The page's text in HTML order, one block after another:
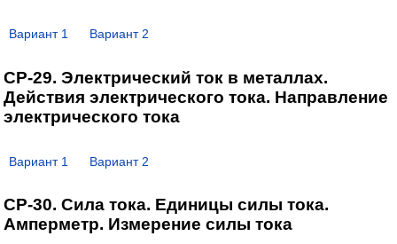
Вариант 1 Вариант 2
СР-29. Электрический ток в металлах.
Действия электрического тока. Направление
электрического тока
Вариант 1 Вариант 2
СР-30. Сила тока. Единицы силы тока.
Амперметр. Измерение силы тока